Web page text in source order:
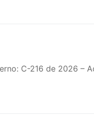
C-216 de 2026 –